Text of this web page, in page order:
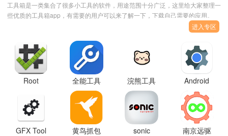
工具箱是一类集合了很多小工具的软件，用途范围十分广泛，这里给大家整理一
些优质的工具箱app，有需要的用户可以来了解一下，下载自己需要的应用。
进入专区
Root
Basic检测
工具官方
版
全能工具
箱最新版
浣熊工具
箱
(iLauncher)2024
最新版下
Android
System
WebView
更新下载
安装
GFX Tool
黄鸟抓包
sonic
南京远驱